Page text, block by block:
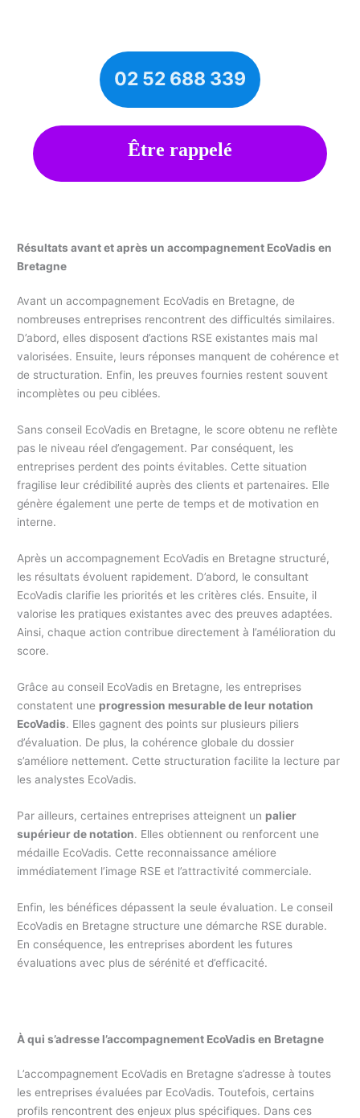
02 52 688 339
Être rappelé
Résultats avant et après un accompagnement EcoVadis en
Bretagne
Avant un accompagnement EcoVadis en Bretagne, de
nombreuses entreprises rencontrent des difficultés similaires.
D’abord, elles disposent d’actions RSE existantes mais mal
valorisées. Ensuite, leurs réponses manquent de cohérence et
de structuration. Enfin, les preuves fournies restent souvent
incomplètes ou peu ciblées.
Sans conseil EcoVadis en Bretagne, le score obtenu ne reflète
pas le niveau réel d’engagement. Par conséquent, les
entreprises perdent des points évitables. Cette situation
fragilise leur crédibilité auprès des clients et partenaires. Elle
génère également une perte de temps et de motivation en
interne.
Après un accompagnement EcoVadis en Bretagne structuré,
les résultats évoluent rapidement. D’abord, le consultant
EcoVadis clarifie les priorités et les critères clés. Ensuite, il
valorise les pratiques existantes avec des preuves adaptées.
Ainsi, chaque action contribue directement à l’amélioration du
score.
Grâce au conseil EcoVadis en Bretagne, les entreprises
constatent une progression mesurable de leur notation
EcoVadis. Elles gagnent des points sur plusieurs piliers
d’évaluation. De plus, la cohérence globale du dossier
s’améliore nettement. Cette structuration facilite la lecture par
les analystes EcoVadis.
Par ailleurs, certaines entreprises atteignent un palier
supérieur de notation. Elles obtiennent ou renforcent une
médaille EcoVadis. Cette reconnaissance améliore
immédiatement l’image RSE et l’attractivité commerciale.
Enfin, les bénéfices dépassent la seule évaluation. Le conseil
EcoVadis en Bretagne structure une démarche RSE durable.
En conséquence, les entreprises abordent les futures
évaluations avec plus de sérénité et d’efficacité.
À qui s’adresse l’accompagnement EcoVadis en Bretagne
L’accompagnement EcoVadis en Bretagne s’adresse à toutes
les entreprises évaluées par EcoVadis. Toutefois, certains
profils rencontrent des enjeux plus spécifiques. Dans ces